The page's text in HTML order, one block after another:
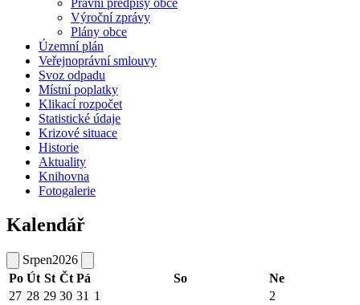
Právní předpisy obce
Výroční zprávy
Plány obce
Územní plán
Veřejnoprávní smlouvy
Svoz odpadu
Místní poplatky
Klikací rozpočet
Statistické údaje
Krizové situace
Historie
Aktuality
Knihovna
Fotogalerie
Kalendář
Srpen2026
Po Út St Čt Pá So
Ne
27 28 29 30 31 1 2